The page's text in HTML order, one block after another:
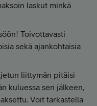
laskut minkä
Toivottavasti
sekä ajankohtaisia
liittymän pitäisi
kuluessa sen jälkeen,
Voit tarkastella